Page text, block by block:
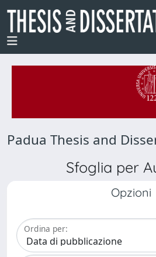
Padua Thesis and
Sfoglia per
Opzioni
Ordina per: